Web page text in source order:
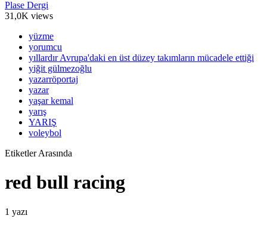
Plase Dergi
31,0K views
yüzme
yorumcu
yıllardır Avrupa'daki en üst düzey takımların mücadele ettiği
yiğit gülmezoğlu
yazarröportaj
yazar
yaşar kemal
yarış
YARIŞ
voleybol
Etiketler Arasında
red bull racing
1 yazı